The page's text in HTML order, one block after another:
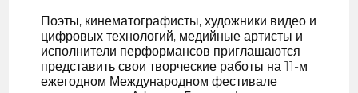
Поэты, кинематографисты, художники видео и
цифровых технологий, медийные артисты и
исполнители перформансов приглашаются
представить свои творческие работы на 11-м
ежегодном Международном фестивале